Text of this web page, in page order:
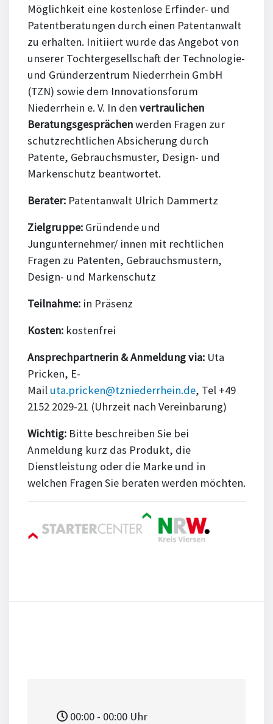
Möglichkeit eine kostenlose Erfinder- und
Patentberatungen durch einen Patentanwalt
zu erhalten. Initiiert wurde das Angebot von
unserer Tochtergesellschaft der Technologie-
und Gründerzentrum Niederrhein GmbH
(TZN) sowie dem Innovationsforum
Niederrhein e. V. In den vertraulichen
Beratungsgesprächenwerden Fragen zur
schutzrechtlichen Absicherung durch
Patente, Gebrauchsmuster, Design- und
Markenschutz beantwortet.
Berater: Patentanwalt Ulrich Dammertz
Zielgruppe: Gründende und
Jungunternehmer/ innen mit rechtlichen
Fragen zu Patenten, Gebrauchsmustern,
Design- und Markenschutz
Teilnahme: in Präsenz
Kosten: kostenfrei
Ansprechpartnerin & Anmeldung via: Uta
Pricken, E-
Mail uta.pricken@tzniederrhein.de, Tel +49
2152 2029-21 (Uhrzeit nach Vereinbarung)
Wichtig: Bitte beschreiben Sie bei
Anmeldung kurz das Produkt, die
Dienstleistung oder die Marke und in
welchen Fragen Sie beraten werden möchten.
00:00 - 00:00 Uhr